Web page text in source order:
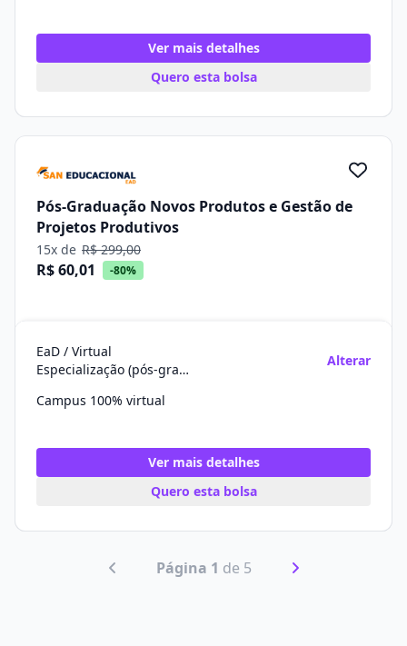
Ver mais detalhes
Quero esta bolsa
Pós-Graduação Novos Produtos e Gestão de
Projetos Produtivos
15x de R$ 299,00
R$ 60,01 -80%
EaD / Virtual
Especialização (pós-graduação)
Alterar
Campus 100% virtual
Ver mais detalhes
Quero esta bolsa
Página 1 de 5